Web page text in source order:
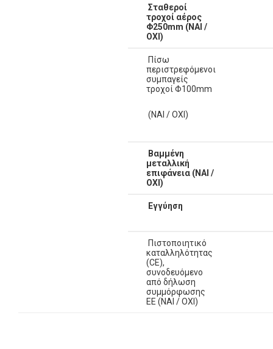
Σταθεροί
τροχοί αέρος
Φ250mm (ΝΑΙ /
ΟΧΙ)
Πίσω
περιστρεφόμενοι
συμπαγείς
τροχοί Φ100mm
(ΝΑΙ / ΟΧΙ)
Βαμμένη
μεταλλική
επιφάνεια (ΝΑΙ /
ΟΧΙ)
Εγγύηση
Πιστοποιητικό
καταλληλότητας
(CE),
συνοδευόμενο
από δήλωση
συμμόρφωσης
ΕΕ (ΝΑΙ / ΟΧΙ)